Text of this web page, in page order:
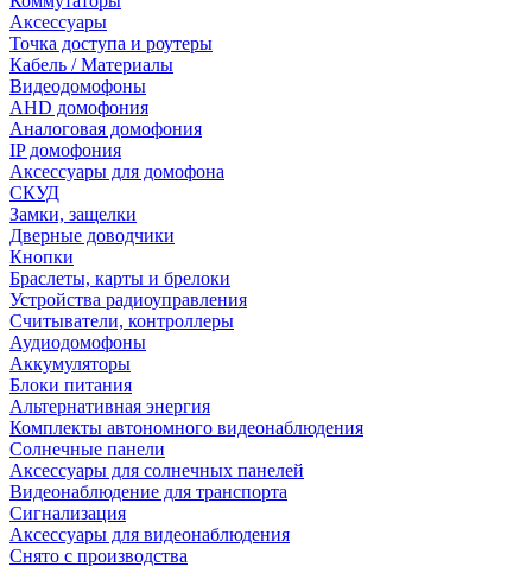
Аксессуары
Точка доступа и роутеры
Кабель / Материалы
Видеодомофоны
AHD домофония
Аналоговая домофония
IP домофония
Аксессуары для домофона
СКУД
Замки, защелки
Дверные доводчики
Кнопки
Браслеты, карты и брелоки
Устройства радиоуправления
Считыватели, контроллеры
Аудиодомофоны
Аккумуляторы
Блоки питания
Альтернативная энергия
Комплекты автономного видеонаблюдения
Солнечные панели
Аксессуары для солнечных панелей
Видеонаблюдение для транспорта
Сигнализация
Аксессуары для видеонаблюдения
Снято с производства